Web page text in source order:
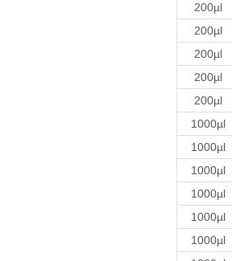
200µl
200µl
200µl
200µl
200µl
1000µl
1000µl
1000µl
1000µl
1000µl
1000µl